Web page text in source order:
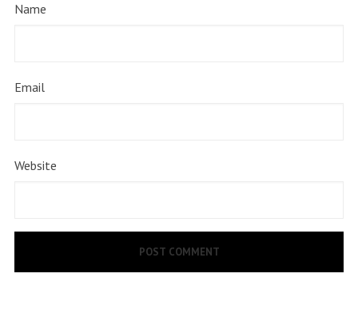
Name
Email
Website